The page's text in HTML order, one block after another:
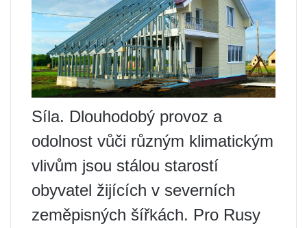
Síla. Dlouhodobý provoz a
odolnost vůči různým klimatickým
vlivům jsou stálou starostí
obyvatel žijících v severních
zeměpisných šířkách. Pro Rusy